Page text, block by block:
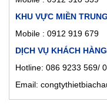
KHU VỰC MIỀN TRUNG
Mobile : 0912 919 679
DỊCH VỤ KHÁCH HÀNG
Hotline: 086 9233 569/
Email: